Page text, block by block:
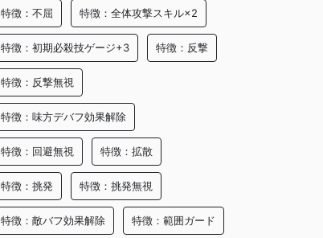
特徴：不屈 特徴：全体攻撃スキル×2
特徴：初期必殺技ゲージ+3 特徴：反撃
特徴：反撃無視
特徴：味方デバフ効果解除
特徴：回避無視 特徴：拡散
特徴：挑発 特徴：挑発無視
特徴：敵バフ効果解除 特徴：範囲ガード